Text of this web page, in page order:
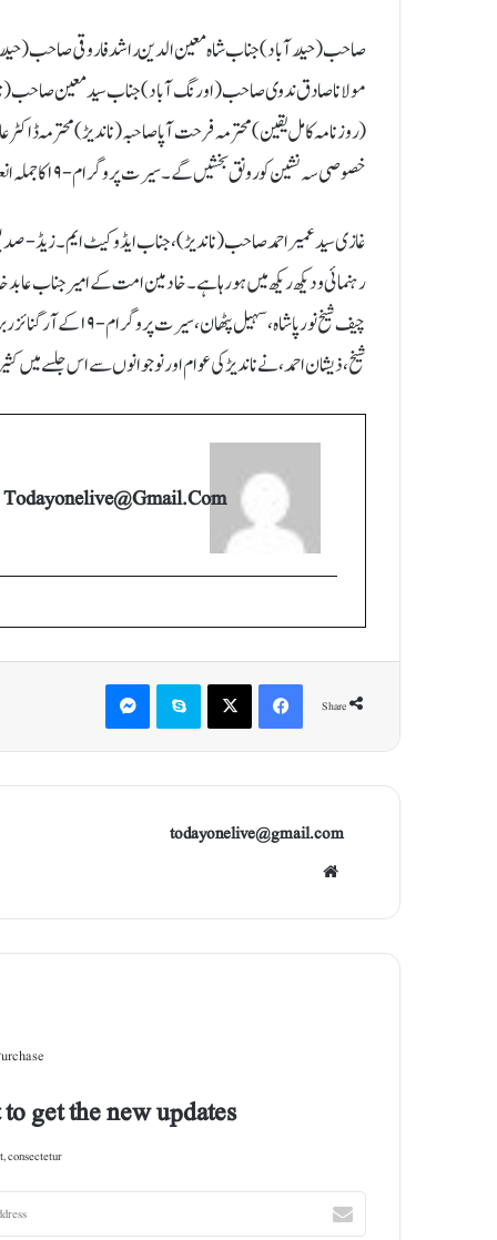
صاحب (حیدرآباد) جناب شاہ معین الدین راشد فاروقی صاحب
مولانا صادق ندوی صاحب (اورنگ آباد) جناب سید معین صاحب
(روزنامہ کامل یقین) محترمہ فرحت آپا صاحبہ (ناندیڑ) محترمہ ڈاکٹر
خصوصی سہ نشین کو رونق بخشیں گے۔سیرت پروگرام-۱۹ کا جملہ انعقاد سرپرست ونگراں حضرت مفتی محمد کوثر آفاق صاحب ( پر بھنی)،حضرت مفتی
غازی سید عمیر احمد صاحب (ناندیڑ)،جناب ایڈوکیٹ ایم ۔ زیڈ-
رہنمائی و دیکھ ریکھ میں ہو رہا ہے۔ خادمین امت کے امیر جناب عابد
چیف شیخ نور پاشاہ،
شیخ،ذیشان احمد، نے ناندیڑ کی عوام اور نوجوانوں سے اس جلسے
Todayonelive@gmail.com
Share
X
todayonelive@gmail.com
get the new updates!
consectetur.